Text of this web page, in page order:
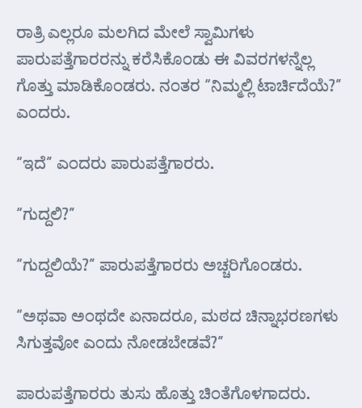
ರಾತ್ರಿ ಎಲ್ಲರೂ ಮಲಗಿದ ಮೇಲೆ ಸ್ವಾಮಿಗಳು
ಪಾರುಪತ್ತೆಗಾರರನ್ನು ಕರೆಸಿಕೊಂಡು ಈ ವಿವರಗಳನ್ನೆಲ್ಲ
ಗೊತ್ತು ಮಾಡಿಕೊಂಡರು. ನಂತರ “ನಿಮ್ಮಲ್ಲಿ ಟಾರ್ಚಿದೆಯೆ?”
ಎಂದರು.
“ಇದೆ” ಎಂದರು ಪಾರುಪತ್ತೆಗಾರರು.
“ಗುದ್ದಲಿ?”
“ಗುದ್ದಲಿಯೆ?” ಪಾರುಪತ್ತೆಗಾರರು ಅಚ್ಚರಿಗೊಂಡರು.
“ಅಥವಾ ಅಂಥದೇ ಏನಾದರೂ, ಮಠದ ಚಿನ್ನಾಭರಣಗಳು
ಸಿಗುತ್ತವೋ ಎಂದು ನೋಡಬೇಡವೆ?”
ಪಾರುಪತ್ತೆಗಾರರು ತುಸು ಹೊತ್ತು ಚಿಂತೆಗೊಳಗಾದರು.